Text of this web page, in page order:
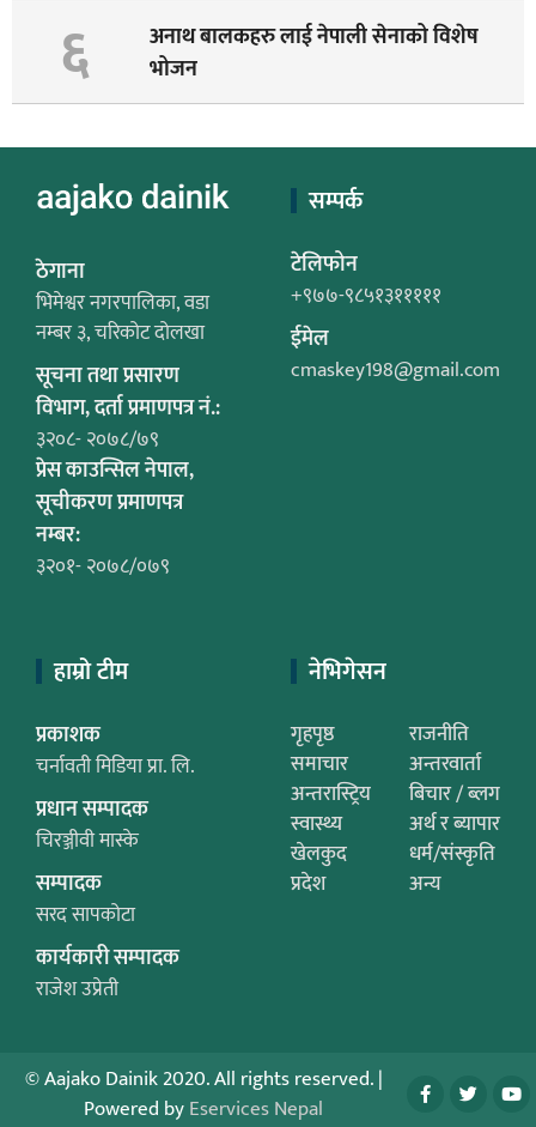
६
अनाथ बालकहरु लाई नेपाली सेनाको विशेष
भोजन
ठेगाना
भिमेश्वर नगरपालिका, वडा
नम्बर ३, चरिकोट दोलखा
सूचना तथा प्रसारण
विभाग, दर्ता प्रमाणपत्र नं.:
३२०८- २०७८/७९
प्रेस काउन्सिल नेपाल,
सूचीकरण प्रमाणपत्र
नम्बर:
३२०१- २०७८/०७९
सम्पर्क
टेलिफोन
+९७७-९८५१३१११११
ईमेल
cmaskey198@gmail.com
हाम्रो टीम
प्रकाशक
चर्नावती मिडिया प्रा. लि.
प्रधान सम्पादक
चिरञ्जीवी मास्के
सम्पादक
सरद सापकोटा
कार्यकारी सम्पादक
राजेश उप्रेती
नेभिगेसन
गृहपृष्ठ
राजनीति
समाचार
अन्तरवार्ता
अन्तरास्ट्रिय
बिचार / ब्लग
स्वास्थ्य
अर्थ र ब्यापार
खेलकुद
धर्म/संस्कृति
प्रदेश
अन्य
© Aajako Dainik 2020. All rights reserved.|
Powered byEservices Nepal